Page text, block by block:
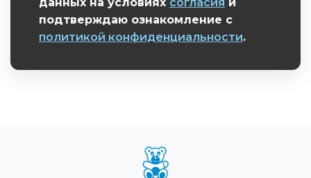
данных на условиях согласия и
подтверждаю ознакомление с
политикой конфиденциальности.